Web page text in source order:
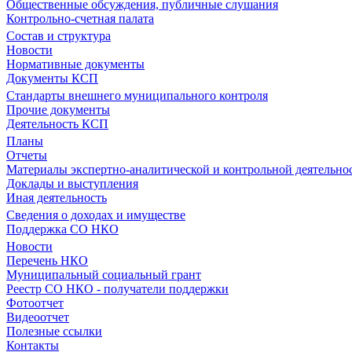
Общественные обсуждения, публичные слушания
Контрольно-счетная палата
Состав и структура
Новости
Нормативные документы
Документы КСП
Стандарты внешнего муниципального контроля
Прочие документы
Деятельность КСП
Планы
Отчеты
Материалы экспертно-аналитической и контрольной
Доклады и выступления
Иная деятельность
Сведения о доходах и имуществе
Поддержка СО НКО
Новости
Перечень НКО
Муниципальный социальный грант
Реестр СО НКО - получатели поддержки
Фотоотчет
Видеоотчет
Полезные ссылки
Контакты